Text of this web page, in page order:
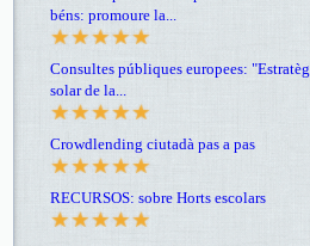
béns: promoure la...
Consultes públiques europees:
solar de la...
Crowdlending ciutadà pas a pas
RECURSOS: sobre Horts escolars